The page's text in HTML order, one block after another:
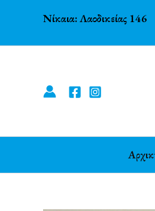
Νίκαια: Λαοδικείας 146